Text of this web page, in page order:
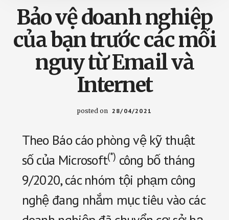
doanh
nghiệp
bạn
trợ
toàn
và
giảm
chi
Bảo vệ doanh nghiệp
của bạn trước các mối
nguy từ Email và
Internet
posted on 28/04/2021
Theo Báo cáo phòng vệ kỹ thuật
số của Microsoft(*) công bố tháng
9/2020, các nhóm tội phạm công
nghệ đang nhắm mục tiêu vào các